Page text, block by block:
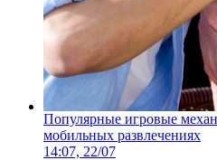
Популярные игровые
мобильных развлечениях
14:07, 22/07